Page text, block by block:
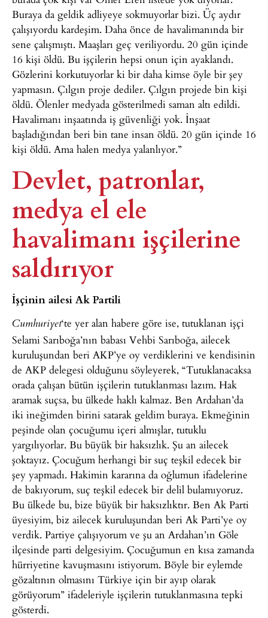
Buraya da geldik adliyeye sokmuyorlar bizi. Üç aydır
çalışıyordu kardeşim. Daha önce de havalimanında bir
sene çalışmıştı. Maaşları geç veriliyordu. 20 gün içinde
16 kişi öldü. Bu işçilerin hepsi onun için ayaklandı.
Gözlerini korkutuyorlar ki bir daha kimse öyle bir şey
yapmasın. Çılgın proje dediler. Çılgın projede bin kişi
öldü. Ölenler medyada gösterilmedi saman altı edildi.
Havalimanı inşaatında iş güvenliği yok. İnşaat
başladığından beri bin tane insan öldü. 20 gün içinde 16
kişi öldü. Ama halen medya yalanlıyor.”
Devlet, patronlar,
medya el ele
havalimanı işçilerine
saldırıyor​
İşçinin ailesi Ak Partili
Cumhuriyet‘te yer alan habere göre ise, tutuklanan işçi
Selami Sarıboğa’nın babası Vehbi Sarıboğa, ailecek
kuruluşundan beri AKP’ye oy verdiklerini ve kendisinin
de AKP delegesi olduğunu söyleyerek, “Tutuklanacaksa
orada çalışan bütün işçilerin tutuklanması lazım. Hak
aramak suçsa, bu ülkede haklı kalmaz. Ben Ardahan’da
iki ineğimden birini satarak geldim buraya. Ekmeğinin
peşinde olan çocuğumu içeri almışlar, tutuklu
yargılıyorlar. Bu büyük bir haksızlık. Şu an ailecek
şoktayız. Çocuğum herhangi bir suç teşkil edecek bir
şey yapmadı. Hakimin kararına da oğlumun ifadelerine
de bakıyorum, suç teşkil edecek bir delil bulamıyoruz.
Bu ülkede bu, bize büyük bir haksızlıktır. Ben Ak Parti
üyesiyim, biz ailecek kuruluşundan beri Ak Parti’ye oy
verdik. Partiye çalışıyorum ve şu an Ardahan’ın Göle
ilçesinde parti delgesiyim. Çocuğumun en kısa zamanda
hürriyetine kavuşmasını istiyorum. Böyle bir eylemde
gözaltının olmasını Türkiye için bir ayıp olarak
görüyorum” ifadeleriyle işçilerin tutuklanmasına tepki
gösterdi.